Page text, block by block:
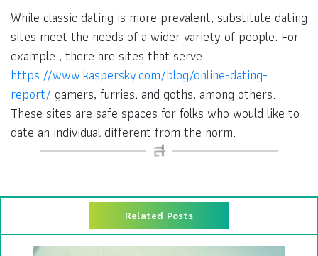
While classic dating is more prevalent, substitute dating
sites meet the needs of a wider variety of people. For
example , there are sites that serve
https://www.kaspersky.com/blog/online-dating-
report/ gamers, furries, and goths, among others.
These sites are safe spaces for folks who would like to
date an individual different from the norm.
Related Posts